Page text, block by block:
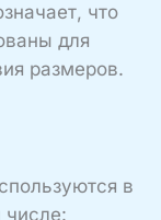
что
для
размеров.
в
числе: